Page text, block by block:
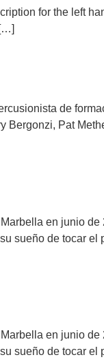
for the left
de
Bergonzi, Pat
en junio
sueño de tocar
en junio
sueño de tocar